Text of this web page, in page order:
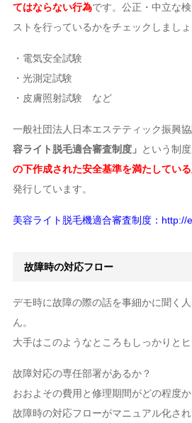
てはならない行為です。公正・中立な
ストを行っているかをチェックしましょ
・電気安全試験
・光測定試験
・皮膚照射試験 など
一般社団法人日本エステティック振興協
容ライト脱毛適合審査制度」 という制度
の下作成された安全基準を満たしてい
発行しています。
美容ライト脱毛機適合審査制度：
故障時の対応フロー
デモ時に故障の際の話を事細かに聞く
ん。
大手はこのようなところもしっかりとヒ
故障対応の専任部署があるか？
おおよその費用と修理期間がどの程度か
故障時の対応フローがマニュアル化さ